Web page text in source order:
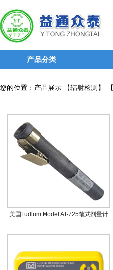
产品分类
您的位置：产品展示 【辐射检测 】 【
美国Ludlum Model AT-725笔式剂量计